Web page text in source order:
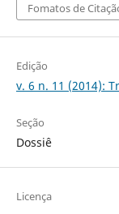
Fomatos de
Edição
v. 6 n. 11 (2014):
Seção
Dossiê
Licença